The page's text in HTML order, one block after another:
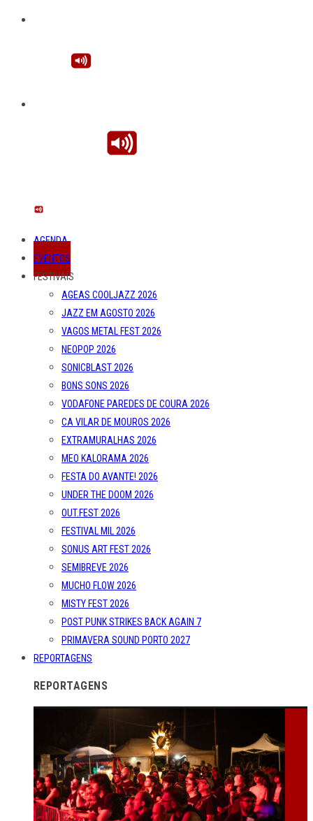
AGENDA
EVENTOS
FESTIVAIS
AGEAS COOLJAZZ 2026
JAZZ EM AGOSTO 2026
VAGOS METAL FEST 2026
NEOPOP 2026
SONICBLAST 2026
BONS SONS 2026
VODAFONE PAREDES DE COURA 2026
CA VILAR DE MOUROS 2026
EXTRAMURALHAS 2026
MEO KALORAMA 2026
FESTA DO AVANTE! 2026
UNDER THE DOOM 2026
OUT.FEST 2026
FESTIVAL MIL 2026
SONUS ART FEST 2026
SEMIBREVE 2026
MUCHO FLOW 2026
MISTY FEST 2026
POST PUNK STRIKES BACK AGAIN 7
PRIMAVERA SOUND PORTO 2027
REPORTAGENS
REPORTAGENS